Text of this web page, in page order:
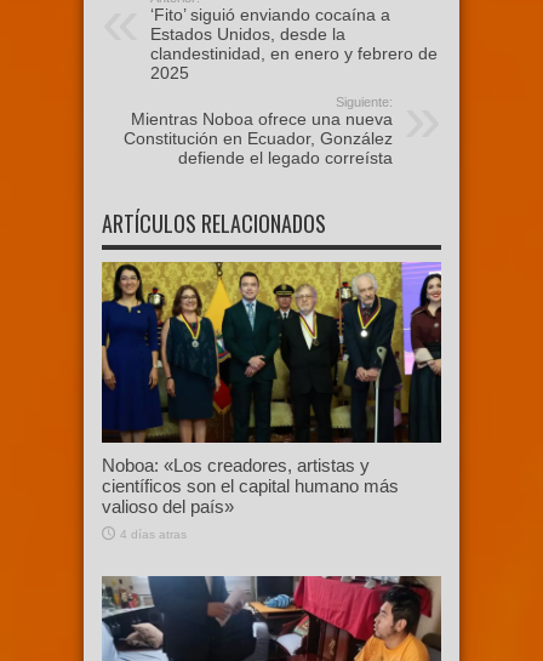
‘Fito’ siguió enviando cocaína a
Estados Unidos, desde la
clandestinidad, en enero y febrero de
2025
Siguiente:
Mientras Noboa ofrece una nueva
Constitución en Ecuador, González
defiende el legado correísta
ARTÍCULOS RELACIONADOS
Noboa: «Los creadores, artistas y
científicos son el capital humano más
valioso del país»
4 días atras